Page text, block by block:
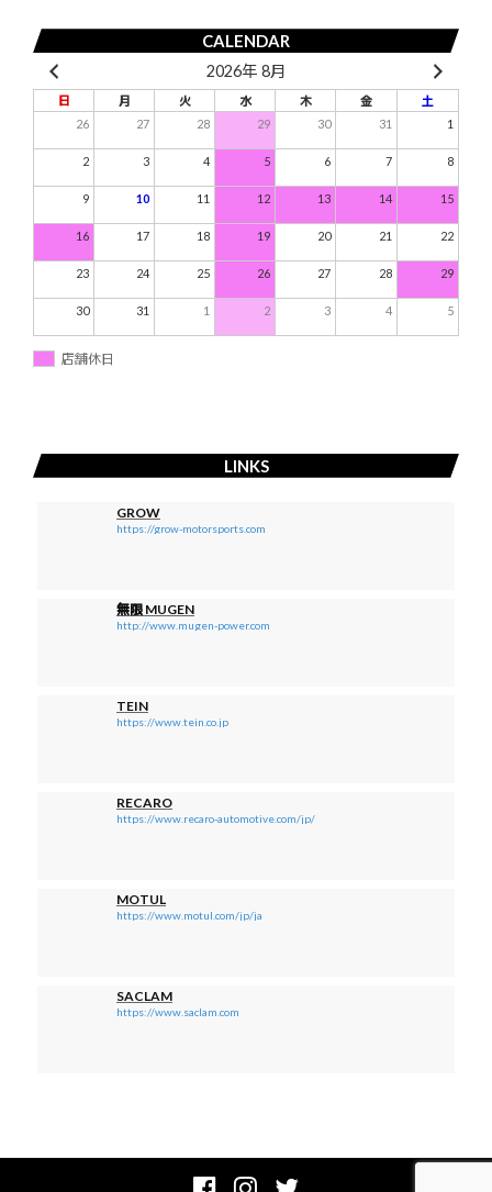
ン
CALENDAR
2026年 8月
日 月 火 水 木 金
土
26
27 28 29 30 31 1
2 3 4 5 6 7 8
9 10 11 12 13 14 15
16 17 18 19 20 21 22
23 24 25 26 27 28 29
30 31 1 2 3 4 5
店舗休日
LINKS
GROW
https://grow-motorsports.com
無限 MUGEN
http://www.mugen-power.com
TEIN
https://www.tein.co.jp
RECARO
https://www.recaro-automotive.com/jp/
MOTUL
https://www.motul.com/jp/ja
SACLAM
https://www.saclam.com
FacebookInstagramTwitter